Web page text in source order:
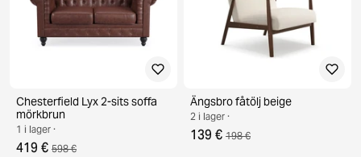
Chesterfield Lyx 2-sits soffa
mörkbrun
1 i lager ·
419 € 598 €
Ängsbro fåtölj beige
2 i lager ·
139 € 198 €